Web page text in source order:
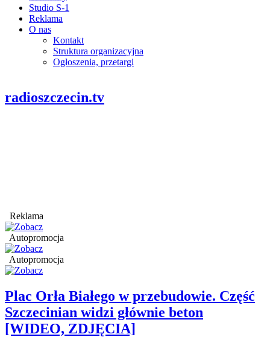
Studio S-1
Reklama
O nas
Kontakt
Struktura organizacyjna
Ogłoszenia, przetargi
radioszczecin.tv
Reklama
Autopromocja
Autopromocja
Plac Orła Białego w przebudowie. Część
Szczecinian widzi głównie beton
[WIDEO, ZDJĘCIA]